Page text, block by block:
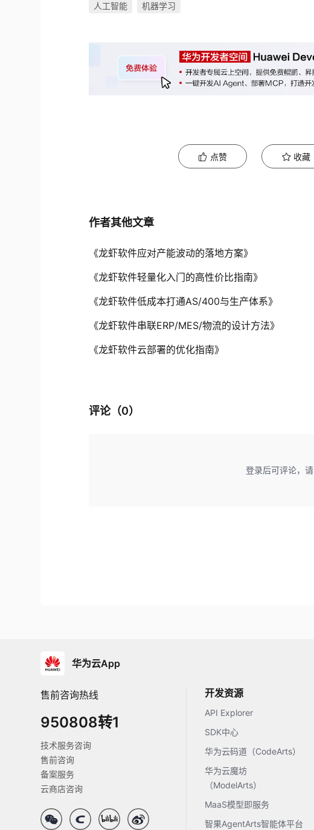
人工智能 机器学习
点赞 收藏
作者其他文章
《龙虾软件应对产能波动的落地方案》
《龙虾软件轻量化入门的高性价比指南》
《龙虾软件低成本打通AS/400与生产体系》
《龙虾软件串联ERP/MES/物流的设计方法》
《龙虾软件云部署的优化指南》
评论（0）
登录后可评论，请
华为云App
售前咨询热线
950808转1
技术服务咨询
售前咨询
备案服务
云商店咨询
开发资源
API Explorer
SDK中心
华为云码道（CodeArts）
华为云魔坊
（ModelArts）
MaaS模型即服务
智果AgentArts智能体平台